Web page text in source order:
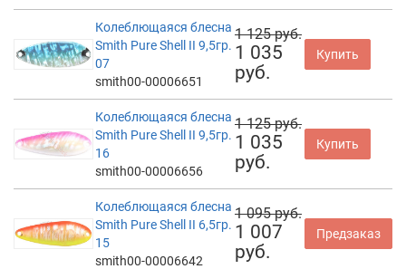
Колеблющаяся блесна
Smith Pure Shell II 9,5гр.
07
smith00-00006651
1 125 руб.
1 035
руб.
Купить
Колеблющаяся блесна
Smith Pure Shell II 9,5гр.
16
smith00-00006656
1 125 руб.
1 035
руб.
Купить
Колеблющаяся блесна
Smith Pure Shell II 6,5гр.
15
smith00-00006642
1 095 руб.
1 007
руб.
Предзаказ